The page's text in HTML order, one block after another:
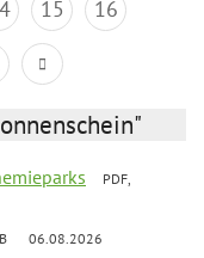
15
16
PDF,
06.08.2026